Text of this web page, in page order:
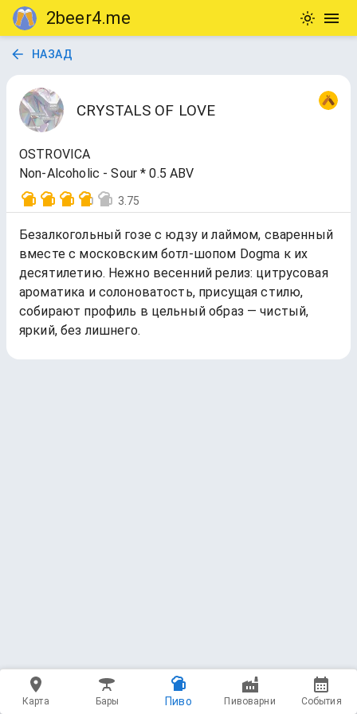
2beer4.me
НАЗАД
CRYSTALS OF LOVE
OSTROVICA
Non-Alcoholic - Sour * 0.5 ABV
3.75
Безалкогольный гозе с юдзу и лаймом, сваренный
вместе с московским ботл-шопом Dogma к их
десятилетию. Нежно весенний релиз: цитрусовая
ароматика и солоноватость, присущая стилю,
собирают профиль в цельный образ — чистый,
яркий, без лишнего.
Карта Бары Пиво Пивоварни События